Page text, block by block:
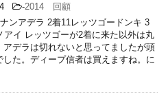
-2014 回顧
ンアデラ 2着11レッツゴードンキ 3
アイ レッツゴーが2着に来た以外は丸
アデラは切れないと思ってましたが頭
した。ディープ信者は買えますね。に